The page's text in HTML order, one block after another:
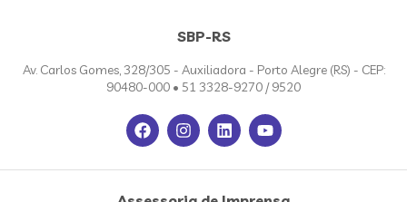
SBP-RS
Av. Carlos Gomes, 328/305 - Auxiliadora - Porto Alegre (RS) - CEP:
90480-000 • 51 3328-9270 / 9520